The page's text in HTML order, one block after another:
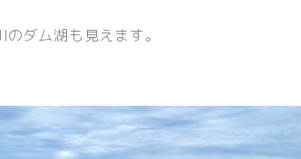
ダム湖も見えます。